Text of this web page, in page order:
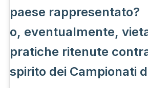
paese rappresentato?
o, eventualmente,
pratiche ritenute
spirito dei Campionati